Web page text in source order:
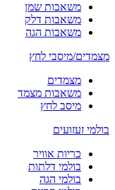
משאבות שמן
משאבות דלק
משאבות הגה
מצמדים/מיסבי לחץ
מצמדים
משאבות מצמד
מיסב לחץ
בולמי זעזועים
כריות אוויר
בולמי דלתות
בולמי הגה